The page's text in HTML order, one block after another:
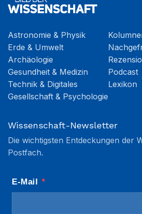
Astronomie & Physik
Erde & Umwelt
Archäologie
Gesundheit & Medizin
Technik & Digitales
Gesellschaft & Psychologie
Podcast
Lexikon
Wissenschaft-Newsletter
Die wichtigsten Entdeckungen der
Postfach.